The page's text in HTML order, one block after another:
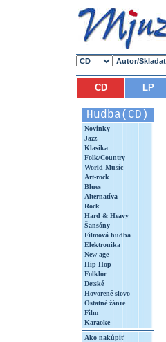
CD LP
Hudba(CD)
Novinky
Jazz
Klasika
Folk/Country
World Music
Art-rock
Blues
Alternatíva
Rock
Hard & Heavy
Šansóny
Filmová hudba
Elektronika
New age
Hip Hop
Folklór
Detské
Hovorené slovo
Ostatné žánre
Film
Karaoke
Ako nakúpiť